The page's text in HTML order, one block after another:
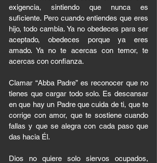
exigencia, sintiendo que nunca es
suficiente. Pero cuando entiendes que eres
hijo, todo cambia. Ya no obedeces para ser
aceptado, obedeces porque ya eres
amado. Ya no te acercas con temor, te
acercas con confianza.
Clamar “Abba Padre” es reconocer que no
tienes que cargar todo solo. Es descansar
en que hay un Padre que cuida de ti, que te
corrige con amor, que te sostiene cuando
fallas y que se alegra con cada paso que
das hacia Él.
Dios no quiere solo siervos ocupados,